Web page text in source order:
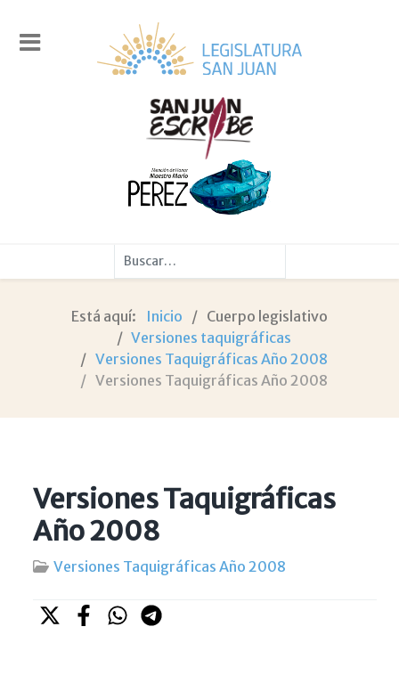
Buscar
Está aquí: Inicio
Cuerpo legislativo
Versiones taquigráficas
Versiones Taquigráficas Año 2008
Versiones Taquigráficas Año 2008
Versiones Taquigráficas
Año 2008
Versiones Taquigráficas Año 2008